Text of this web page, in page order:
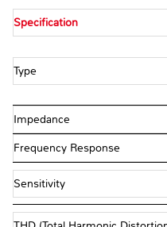
Specification
Type
Impedance
Frequency Response
Sensitivity